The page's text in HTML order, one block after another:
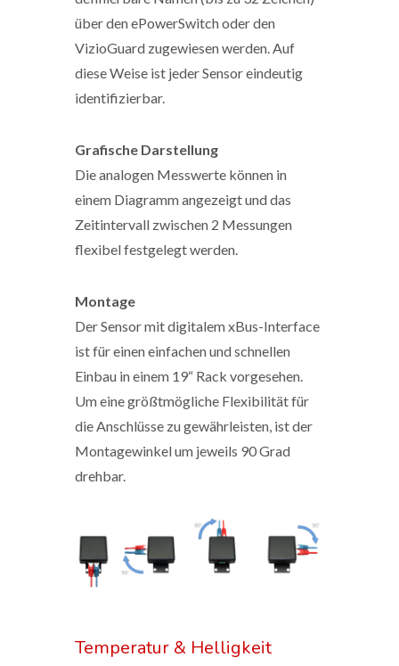
über den ePowerSwitch oder den
VizioGuard zugewiesen werden. Auf
diese Weise ist jeder Sensor eindeutig
identifizierbar.
Grafische Darstellung
Die analogen Messwerte können in
einem Diagramm angezeigt und das
Zeitintervall zwischen 2 Messungen
flexibel festgelegt werden.
Montage
Der Sensor mit digitalem xBus-Interface
ist für einen einfachen und schnellen
Einbau in einem 19“ Rack vorgesehen.
Um eine größtmögliche Flexibilität für
die Anschlüsse zu gewährleisten, ist der
Montagewinkel um jeweils 90 Grad
drehbar.
Temperatur & Helligkeit